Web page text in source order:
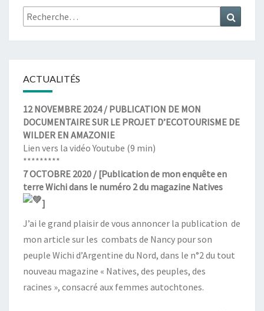
Rechercher :
ACTUALITÉS
12 NOVEMBRE 2024 / PUBLICATION DE MON
DOCUMENTAIRE SUR LE PROJET D’ECOTOURISME DE
WILDER EN AMAZONIE
Lien vers la vidéo Youtube (9 min)
*********
7 OCTOBRE 2020 / [Publication de mon enquête en
terre Wichi dans le numéro 2 du magazine Natives
]
J’ai le grand plaisir de vous annoncer la publication de
mon article sur les combats de Nancy pour son
peuple Wichi d’Argentine du Nord, dans le n°2 du tout
nouveau magazine « Natives, des peuples, des
racines », consacré aux femmes autochtones.